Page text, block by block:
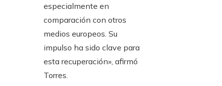
especialmente en
comparación con otros
medios europeos. Su
impulso ha sido clave para
esta recuperación», afirmó
Torres.